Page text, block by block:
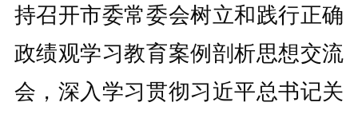
持召开市委常委会树立和践行正确
政绩观学习教育案例剖析思想交流
会，深入学习贯彻习近平总书记关